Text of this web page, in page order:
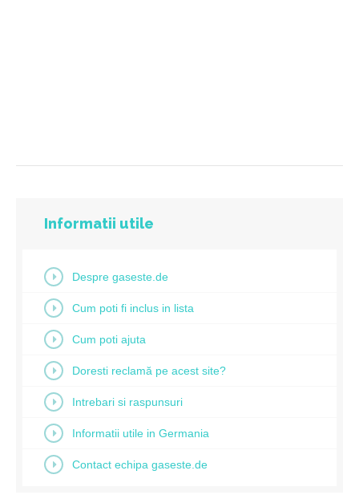
Informatii utile
Despre gaseste.de
Cum poti fi inclus in lista
Cum poti ajuta
Doresti reclamă pe acest site?
Intrebari si raspunsuri
Informatii utile in Germania
Contact echipa gaseste.de